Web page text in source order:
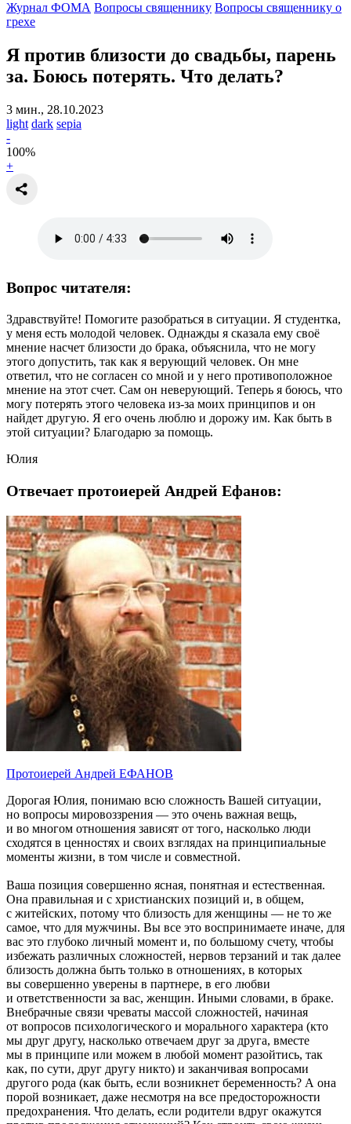
Журнал ФОМА Вопросы священнику Вопросы священнику о
грехе
Я против близости до свадьбы, парень
за. Боюсь потерять. Что делать?
3 мин., 28.10.2023
light dark sepia
-
100%
+
Вопрос читателя:
Здравствуйте! Помогите разобраться в ситуации. Я студентка,
у меня есть молодой человек. Однажды я сказала ему своё
мнение насчет близости до брака, объяснила, что не могу
этого допустить, так как я верующий человек. Он мне
ответил, что не согласен со мной и у него противоположное
мнение на этот счет. Сам он неверующий. Теперь я боюсь, что
могу потерять этого человека из-за моих принципов и он
найдет другую. Я его очень люблю и дорожу им. Как быть в
этой ситуации? Благодарю за помощь.
Юлия
Отвечает протоиерей Андрей Ефанов:
Протоиерей Андрей ЕФАНОВ
Дорогая Юлия, понимаю всю сложность Вашей ситуации,
но вопросы мировоззрения — это очень важная вещь,
и во многом отношения зависят от того, насколько люди
сходятся в ценностях и своих взглядах на принципиальные
моменты жизни, в том числе и совместной.
Ваша позиция совершенно ясная, понятная и естественная.
Она правильная и с христианских позиций и, в общем,
с житейских, потому что близость для женщины — не то же
самое, что для мужчины. Вы все это воспринимаете иначе, для
вас это глубоко личный момент и, по большому счету, чтобы
избежать различных сложностей, нервов терзаний и так далее
близость должна быть только в отношениях, в которых
вы совершенно уверены в партнере, в его любви
и ответственности за вас, женщин. Иными словами, в браке.
Внебрачные связи чреваты массой сложностей, начиная
от вопросов психологического и морального характера (кто
мы друг другу, насколько отвечаем друг за друга, вместе
мы в принципе или можем в любой момент разойтись, так
как, по сути, друг другу никто) и заканчивая вопросами
другого рода (как быть, если возникнет беременность? А она
порой возникает, даже несмотря на все предосторожности
предохранения. Что делать, если родители вдруг окажутся